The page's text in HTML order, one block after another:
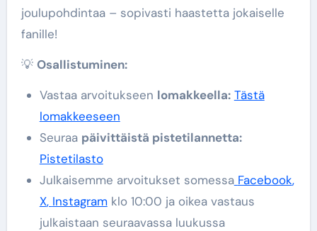
joulupohdintaa – sopivasti haastetta jokaiselle
fanille!
💡 Osallistuminen:
Vastaa arvoitukseen lomakkeella: Tästä
lomakkeeseen
Seuraa päivittäistä pistetilannetta:
Pistetilasto
Julkaisemme arvoitukset somessa Facebook,
X, Instagramklo 10:00 ja oikea vastaus
julkaistaan seuraavassa luukussa